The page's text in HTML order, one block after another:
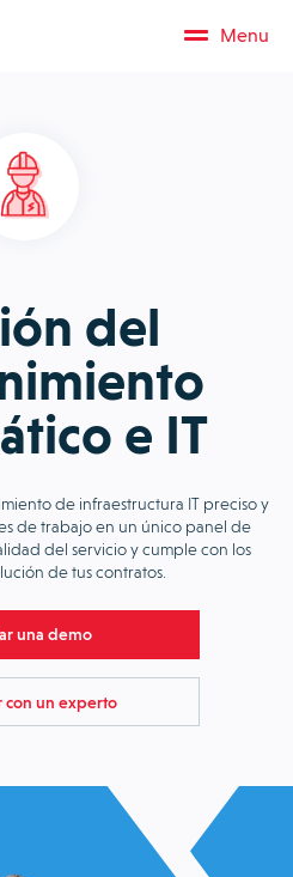
Menu
del
e IT
de infraestructura IT preciso y
de trabajo en un único panel de
del servicio y cumple con los
de tus contratos.
una demo
con un experto